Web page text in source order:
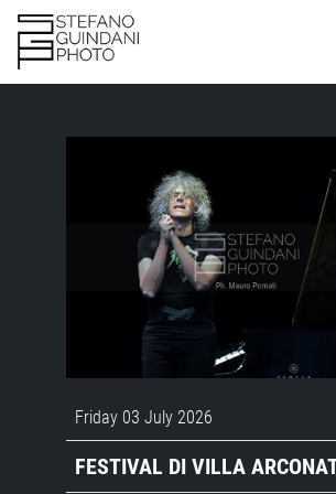
Friday 03 July 2026
FESTIVAL DI VILLA